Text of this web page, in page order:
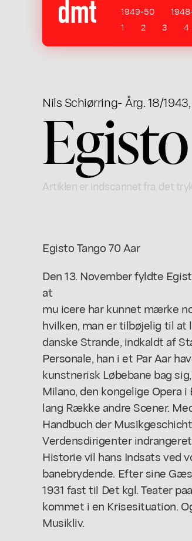
1949-50
1
2 3 4
Nils Schiørring- Årg. 18/
Artiklen er indscannet fra det
Egisto Tango 70 Aar
Den 13. November fyldte
at
mu icere har kunnet mærke
hvilken, man er tilbøjelig til at
danske Strande, indkaldt af
Personale, han i et Par Aar
kunstnerisk Løbebane bag
Milano, den kongelige Opera
lang Række andre Scener.
Handbuch der
Verdensdirigenter
Historie vil hans Indsats ved
banebrydende. Efter sine
1931 fast til Det kgl. Teater
kommet i en Krisesituation.
Musikliv.